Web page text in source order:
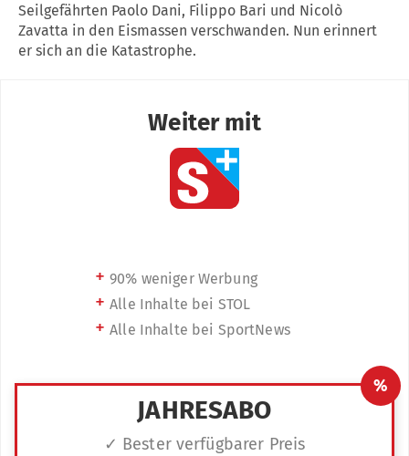
Seilgefährten Paolo Dani, Filippo Bari und Nicolò
Zavatta in den Eismassen verschwanden. Nun erinnert
er sich an die Katastrophe.